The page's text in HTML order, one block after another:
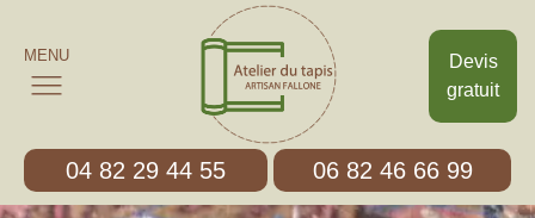
Devis
gratuit
MENU
04 82 29 44 55 06 82 46 66 99